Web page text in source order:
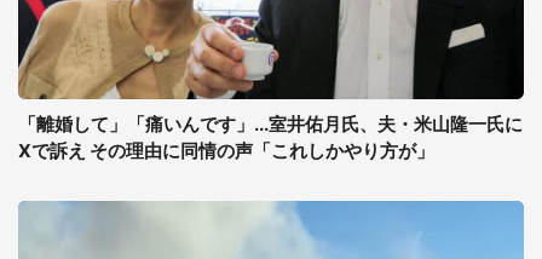
「離婚して」「痛いんです」...室井佑月氏、夫・米山隆一氏に
Xで訴え その理由に同情の声「これしかやり方が」